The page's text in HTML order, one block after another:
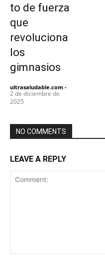
to de fuerza
que
revoluciona
los
gimnasios
ultrasaludable.com -
2 de diciembre de
2025
NO COMMENTS
LEAVE A REPLY